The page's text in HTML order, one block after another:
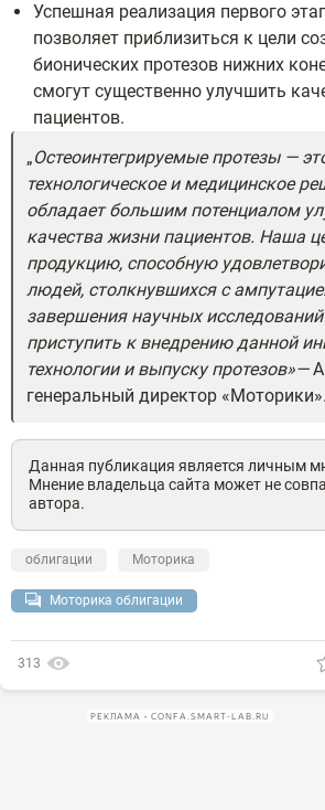
Успешная реализация первого
позволяет приблизиться к цели
бионических протезов нижних
смогут существенно улучшить
пациентов.
Остеоинтегрируемые протезы —
технологическое и медицинское
обладает большим потенциалом
качества жизни пациентов. Наша
продукцию, способную
людей, столкнувшихся с
завершения научных
приступить к внедрению данной
технологии и выпуску протезов»—
генеральный директор «Моторики».
Данная публикация является личным
Мнение владельца сайта может не
автора.
облигации Моторика
Моторика облигации
313
РЕКЛАМА • CONFA.SMART-LAB.RU